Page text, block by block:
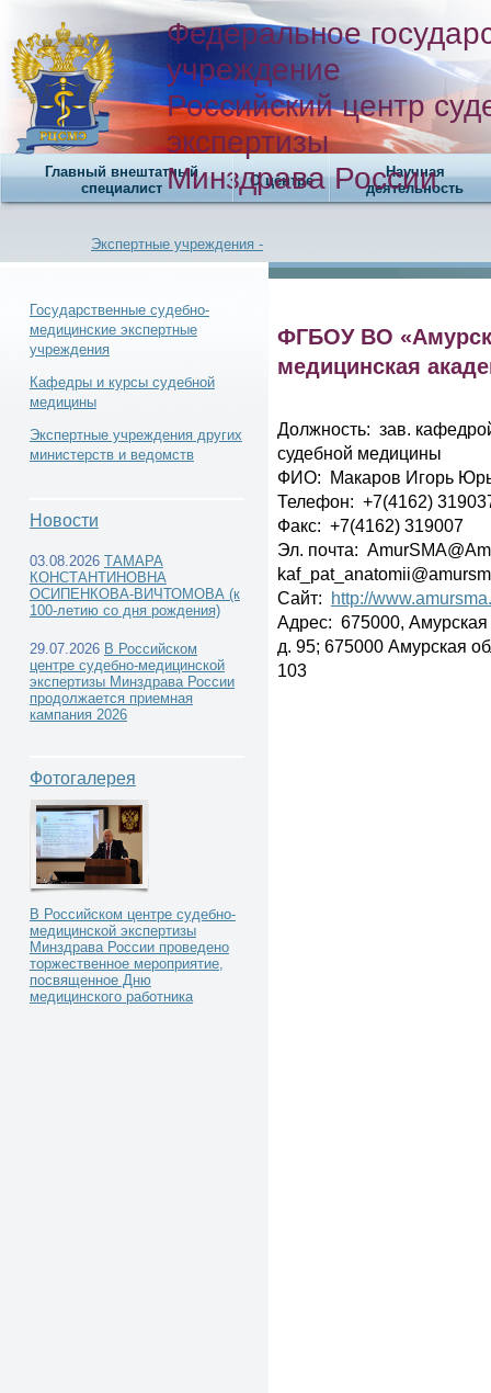
Федеральное
учреждение
Российский центр
экспертизы
Минздрава России
Главный внештатный
специалист
О центре
Научная
деятельность
Экспертные учреждения -
Учреждения высшего
профессионального образования -
кафедры и курсы судебной медицины -
Дальневосточный федеральный округ
ФГБОУ ВО «Амурская государственная
Государственные судебно-
медицинские экспертные
учреждения
Кафедры и курсы судебной
медицины
Экспертные учреждения других
министерств и ведомств
Новости
03.08.2026 ТАМАРА
КОНСТАНТИНОВНА
ОСИПЕНКОВА-ВИЧТОМОВА (к
100-летию со дня рождения)
29.07.2026 В Российском
центре судебно-медицинской
экспертизы Минздрава России
продолжается приемная
кампания 2026
Фотогалерея
В Российском центре судебно-
медицинской экспертизы
Минздрава России проведено
торжественное мероприятие,
посвященное Дню
медицинского работника
ФГБОУ ВО
медицинская
Должность: зав.
судебной медицины
ФИО: Макаров Игорь
Телефон: +7(4162)
Факс: +7(4162) 319007
Эл. почта:
Сайт: http://
Адрес: 675000, Амурская
д. 95; 675000 Амурская
103